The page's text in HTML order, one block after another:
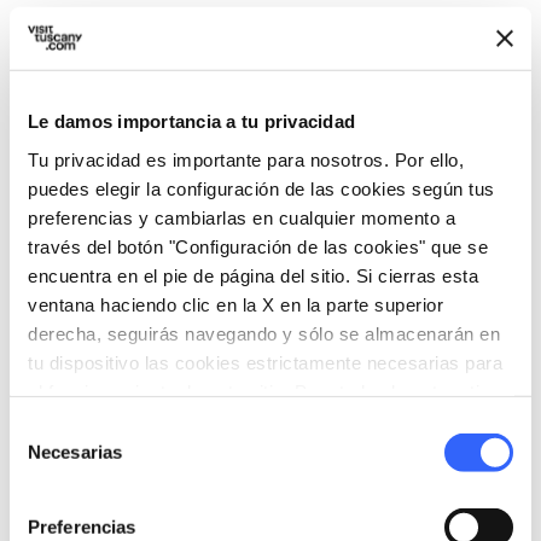
Le damos importancia a tu privacidad
Tu privacidad es importante para nosotros. Por ello,
puedes elegir la configuración de las cookies según tus
preferencias y cambiarlas en cualquier momento a
través del botón "Configuración de las cookies" que se
encuentra en el pie de página del sitio. Si cierras esta
ventana haciendo clic en la X en la parte superior
derecha, seguirás navegando y sólo se almacenarán en
tu dispositivo las cookies estrictamente necesarias para
Necesarias
Preferencias
directions Indicaciones